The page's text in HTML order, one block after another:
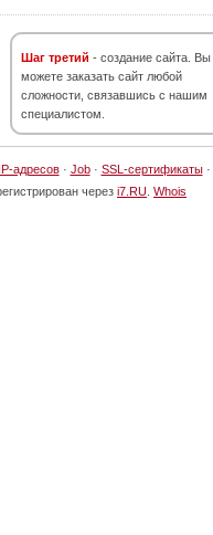
Шаг третий - создание сайта. Вы
можете заказать сайт любой
сложности, связавшись с нашим
специалистом.
адресов· Job· SSL-сертификаты·
через i7.RU Whois